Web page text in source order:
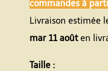
commandes à
Livraison estimée
mar 11 aoûten
Taille :